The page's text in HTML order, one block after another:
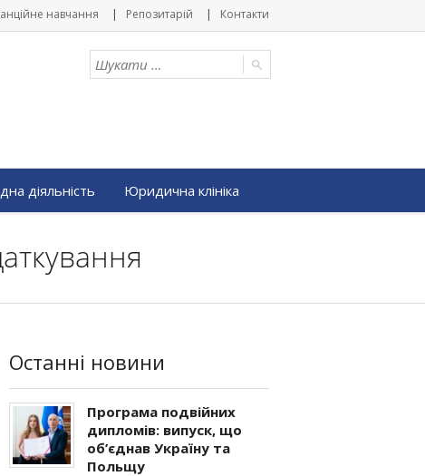
навчання Репозитарій Контакти
діяльність Юридична клініка
Останні новини
Програма подвійних
дипломів: випуск, що
об’єднав Україну та
Польщу